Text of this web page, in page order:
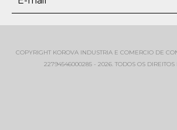
COPYRIGHT KOROVA INDUSTRIA E COMERCIO DE
22794546000285 - 2026. TODOS OS DIREITOS